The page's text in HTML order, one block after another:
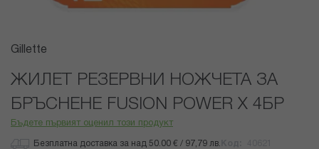
Преминете
началото
галерия
със
Gillette
ЖИЛЕТ РЕЗЕРВНИ НОЖЧЕТА ЗА
БРЪСНЕНЕ FUSION POWER X 4БР
Бъдете първият оценил този продукт
Безплатна доставка за над 50.00 € / 97,79 лв.